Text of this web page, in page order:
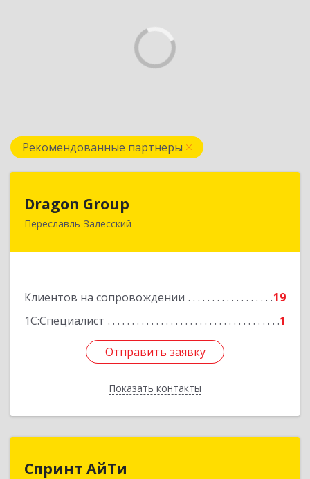
Рекомендованные партнеры
Dragon Group
Переславль-Залесский
Клиентов на сопровождении
19
1С:Специалист
1
Отправить заявку
Показать контакты
152020, Ярославская обл, Переславль-
Отправить заявку
Назад
Спринт АйТи